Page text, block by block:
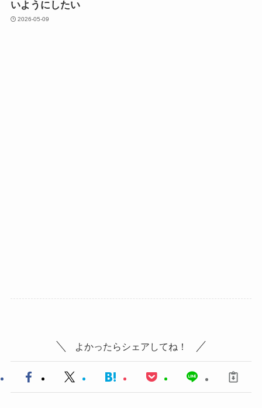
いようにしたい
2026-05-09
よかったらシェアしてね！